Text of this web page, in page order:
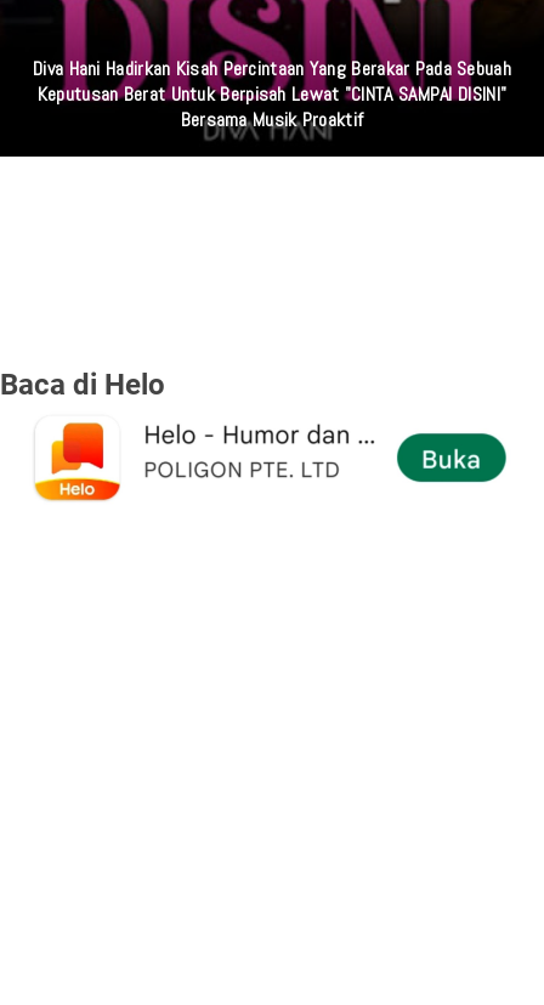
Miris! Propam Polda Sumut Dan Wasidik Ditreskrimum Diduga
Permainkan Masyarakat Kecil Yang Mencari Keadilan
Baca di Helo